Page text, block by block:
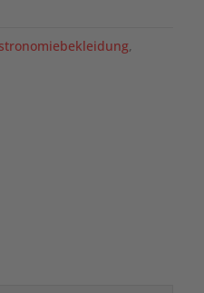
,